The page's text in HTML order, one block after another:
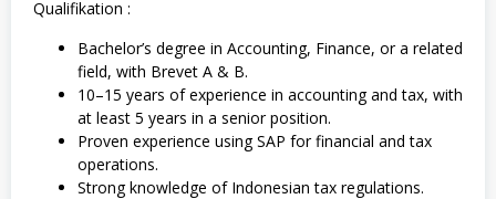
Qualifikation :
Bachelor’s degree in Accounting, Finance, or a related
field, with Brevet A & B.
10–15 years of experience in accounting and tax, with
at least 5 years in a senior position.
Proven experience using SAP for financial and tax
operations.
Strong knowledge of Indonesian tax regulations.